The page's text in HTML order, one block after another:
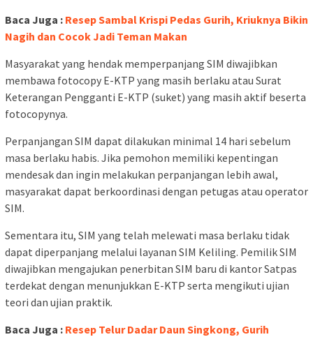
Baca Juga : Resep Sambal Krispi Pedas Gurih, Kriuknya Bikin
Nagih dan Cocok Jadi Teman Makan
Masyarakat yang hendak memperpanjang SIM diwajibkan
membawa fotocopy E-KTP yang masih berlaku atau Surat
Keterangan Pengganti E-KTP (suket) yang masih aktif beserta
fotocopynya.
Perpanjangan SIM dapat dilakukan minimal 14 hari sebelum
masa berlaku habis. Jika pemohon memiliki kepentingan
mendesak dan ingin melakukan perpanjangan lebih awal,
masyarakat dapat berkoordinasi dengan petugas atau operator
SIM.
Sementara itu, SIM yang telah melewati masa berlaku tidak
dapat diperpanjang melalui layanan SIM Keliling. Pemilik SIM
diwajibkan mengajukan penerbitan SIM baru di kantor Satpas
terdekat dengan menunjukkan E-KTP serta mengikuti ujian
teori dan ujian praktik.
Baca Juga : Resep Telur Dadar Daun Singkong, Gurih